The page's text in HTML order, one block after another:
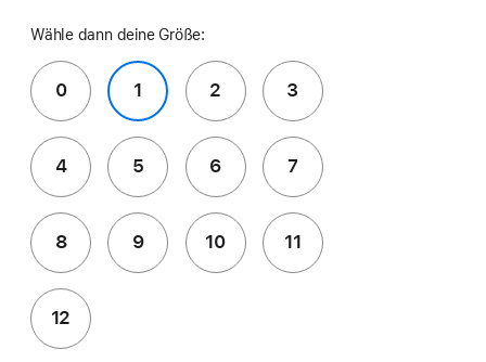
Wähle dann deine Größe:
0 1 2 3
4 5 6 7
8 9 10 11
12